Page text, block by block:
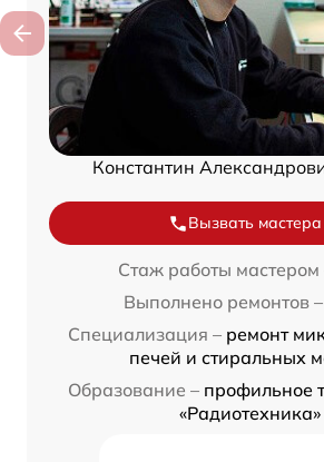
Константин
Вызвать мастера
Стаж работы мастером
Выполнено ремонтов –
Специализация – ремонт
печей и стиральных
Образование – профильное
«Радиотехника»